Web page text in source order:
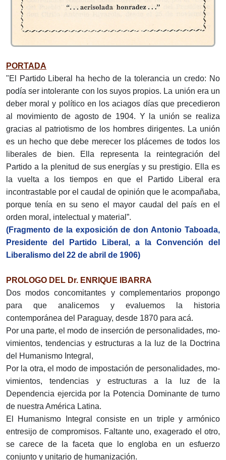
PORTADA
"El Partido Liberal ha hecho de la tolerancia un credo: No
podía ser intolerante con los suyos propios. La unión era un
deber moral y político en los aciagos días que precedieron
al movimiento de agosto de 1904. Y la unión se realiza
gracias al patriotismo de los hombres dirigentes. La unión
es un hecho que debe merecer los plácemes de todos los
libe­rales de bien. Ella representa la reintegración del
Partido a la plenitud de sus energías y su prestigio. Ella es
la vuelta a los tiempos en que el Partido Liberal era
incontrastable por el caudal de opinión que le acompañaba,
porque tenía en su seno el mayor caudal del país en el
orden moral, intelectual y material”.
(Fragmento de la exposición de don Antonio Taboada,
Presi­dente del Partido Liberal, a la Convención del
Liberalismo del 22 de abril de 1906)
PROLOGO DEL Dr. ENRIQUE IBARRA
Dos modos concomitantes y complementarios propongo
para que analicemos y evaluemos la historia
contemporánea del Pa­raguay, desde 1870 para acá.
Por una parte, el modo de inserción de personalidades, mo­
vimientos, tendencias y estructuras a la luz de la Doctrina
del Humanismo Integral,
Por la otra, el modo de impostación de personalidades, mo­
vimientos, tendencias y estructuras a la luz de la
Dependencia ejercida por la Potencia Dominante de turno
de nuestra Amé­rica Latina.
El Humanismo Integral consiste en un triple y armónico
entresijo de compromisos. Faltante uno, exagerado el otro,
se carece de la faceta que lo engloba en un esfuerzo
conjunto y unitario de humanización.